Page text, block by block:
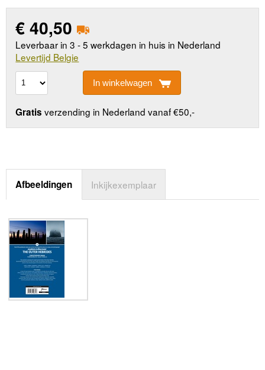
€40,50
Leverbaar in 3 - 5 werkdagen in huis in Nederland
Levertijd Belgie
In winkelwagen
Gratis verzending in Nederland vanaf €50,-
Afbeeldingen Inkijkexemplaar